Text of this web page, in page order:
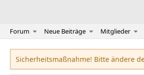
Forum Neue Beiträge Mitglieder
Sicherheitsmaßnahme! Bitte ändere